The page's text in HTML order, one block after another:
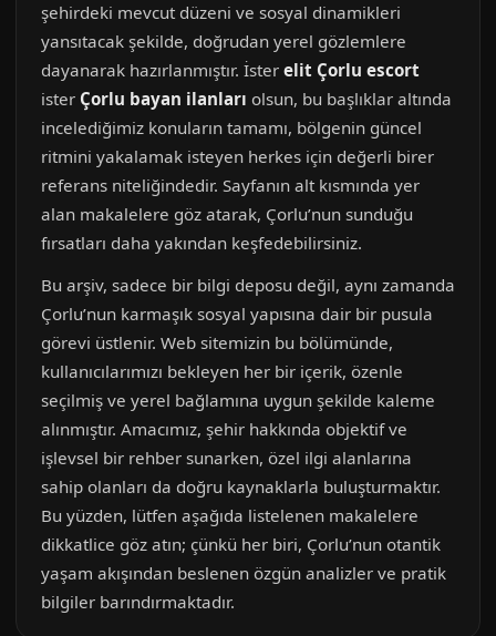
şehirdeki mevcut düzeni ve sosyal dinamikleri
yansıtacak şekilde, doğrudan yerel gözlemlere
dayanarak hazırlanmıştır. İster elit Çorlu escort
ister Çorlu bayan ilanları olsun, bu başlıklar altında
incelediğimiz konuların tamamı, bölgenin güncel
ritmini yakalamak isteyen herkes için değerli birer
referans niteliğindedir. Sayfanın alt kısmında yer
alan makalelere göz atarak, Çorlu’nun sunduğu
fırsatları daha yakından keşfedebilirsiniz.
Bu arşiv, sadece bir bilgi deposu değil, aynı zamanda
Çorlu’nun karmaşık sosyal yapısına dair bir pusula
görevi üstlenir. Web sitemizin bu bölümünde,
kullanıcılarımızı bekleyen her bir içerik, özenle
seçilmiş ve yerel bağlamına uygun şekilde kaleme
alınmıştır. Amacımız, şehir hakkında objektif ve
işlevsel bir rehber sunarken, özel ilgi alanlarına
sahip olanları da doğru kaynaklarla buluşturmaktır.
Bu yüzden, lütfen aşağıda listelenen makalelere
dikkatlice göz atın; çünkü her biri, Çorlu’nun otantik
yaşam akışından beslenen özgün analizler ve pratik
bilgiler barındırmaktadır.